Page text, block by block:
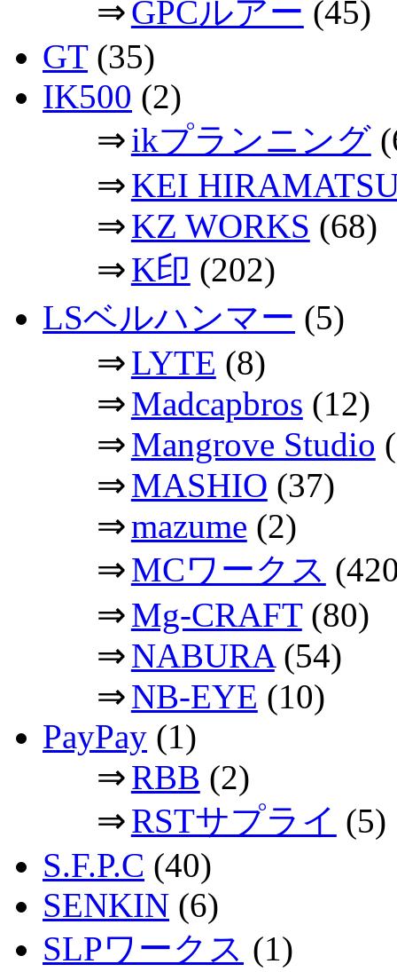
⇒GPCルアー (45)
GT(35)
IK500 (2)
⇒ikプランニング
⇒KEI
⇒KZ WORKS (68)
⇒K印 (202)
LSベルハンマー (5)
⇒LYTE (8)
⇒Madcapbros (12)
⇒Mangrove Studio
⇒MASHIO (37)
⇒mazume (2)
⇒MCワークス
⇒Mg-CRAFT(80)
⇒NABURA(54)
⇒NB-EYE (10)
PayPay (1)
⇒RBB (2)
⇒RSTサプライ (5)
S.F.P.C (40)
SENKIN (6)
SLPワークス (1)